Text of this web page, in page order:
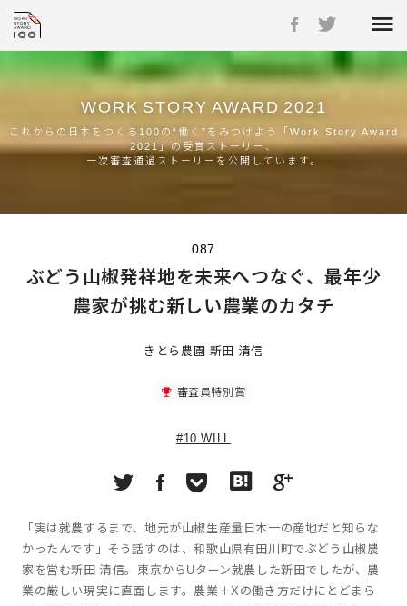
WORK STORY AWARD 2021
これからの日本をつくる100の“働く”をみつけよう「Work Story Award
2021」の受賞ストーリー、
一次審査通過ストーリーを公開しています。
087
ぶどう山椒発祥地を未来へつなぐ、最年少
農家が挑む新しい農業のカタチ
きとら農園 新田 清信
審査員特別賞
#10.WILL
「実は就農するまで、地元が山椒生産量日本一の産地だと知らな
かったんです」そう話すのは、和歌山県有田川町でぶどう山椒農
家を営む新田 清信。東京からUターン就農した新田でしたが、農
業の厳しい現実に直面します。農業＋Xの働き方だけにとどまら